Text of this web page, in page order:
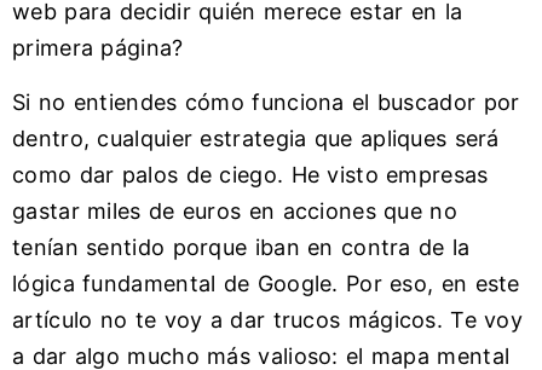
web para decidir quién merece estar en la
primera página?
Si no entiendes cómo funciona el buscador por
dentro, cualquier estrategia que apliques será
como dar palos de ciego. He visto empresas
gastar miles de euros en acciones que no
tenían sentido porque iban en contra de la
lógica fundamental de Google. Por eso, en este
artículo no te voy a dar trucos mágicos. Te voy
a dar algo mucho más valioso: el mapa mental